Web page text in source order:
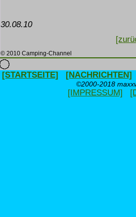
30.08.10
© 2010 Camping-Channel
[STARTSEITE] [NACHRICHTEN]
©2000-2018
[IMPRESSUM]